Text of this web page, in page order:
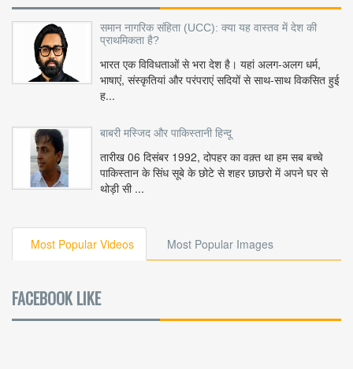
समान नागरिक संहिता (UCC): क्या यह वास्तव में देश की
प्राथमिकता है?
भारत एक विविधताओं से भरा देश है। यहां अलग-अलग धर्म,
भाषाएं, संस्कृतियां और परंपराएं सदियों से साथ-साथ विकसित हुई
ह...
बाबरी मस्जिद और पाकिस्तानी हिन्दू
तारीख 06 दिसंबर 1992, दोपहर का वक़्त था हम सब बच्चे
पाकिस्तान के सिंध सूबे के छोटे से शहर छाछरो में अपने घर से
थोड़ी सी ...
Most Popular Videos Most Popular Images
FACEBOOK LIKE